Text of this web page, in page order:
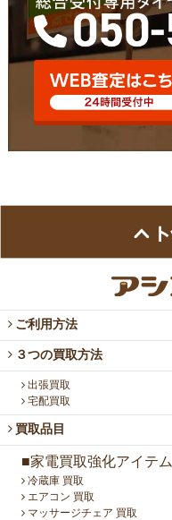
ご利用方法
３つの買取方法
出張買取
宅配買取
買取品目
■家電買取強化アイテム
冷蔵庫 買取
エアコン 買取
マッサージチェア 買取